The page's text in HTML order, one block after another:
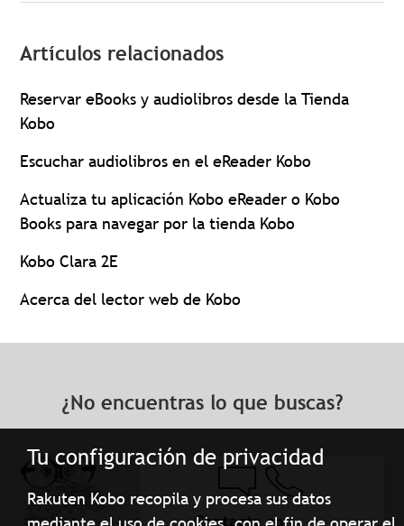
Tu configuración de privacidad
Rakuten Kobo recopila y procesa sus datos
Artículos relacionados
Reservar eBooks y audiolibros desde la Tienda
Kobo
Escuchar audiolibros en el eReader Kobo
Actualiza tu aplicación Kobo eReader o Kobo
Books para navegar por la tienda Kobo
Kobo Clara 2E
Acerca del lector web de Kobo
¿No encuentras lo que buscas?
Contacta con